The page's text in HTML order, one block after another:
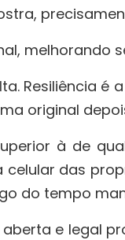
melhorando
Resiliência é
original
à de
das
do tempo
e legal